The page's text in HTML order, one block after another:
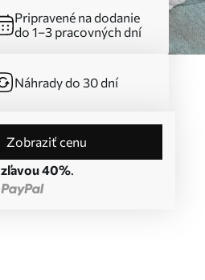
Pripravené na dodanie
do 1–3 pracovných dní
Náhrady do 30 dní
Zobraziť cenu
zľavou 40%.